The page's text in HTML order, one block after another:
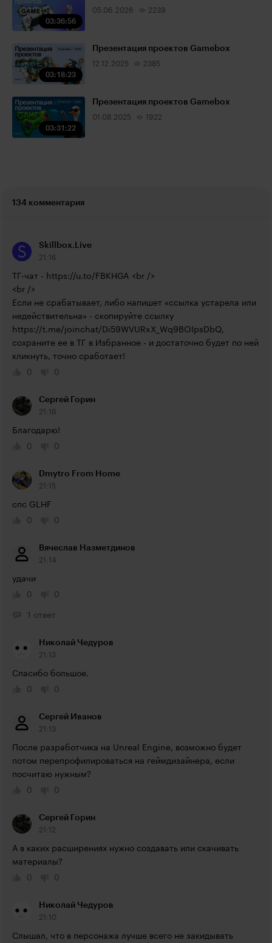
03:36:56
05.06.2026 2239
03:18:23
Презентация проектов Gamebox
12.12.2025 2385
03:31:22
Презентация проектов Gamebox
01.08.2025 1922
134 комментария
Skillbox.Live
21:16
ТГ-чат - https://u.to/FBKHGA <br />
<br />
Если не срабатывает, либо напишет «ссылка устарела или
https://t.me/joinchat/Di59WVURxX_Wq9BOIpsDbQ,
сохраните ее в ТГ в Избранное - и достаточно будет по ней
кликнуть, точно сработает!
0
0
Сергей Горин
21:16
Благодарю!
0
0
Dmytro From Home
21:15
спс GLHF
0
0
Вячеслав Назметдинов
21:14
удачи
0
0
1 ответ
Николай Чедуров
21:13
Спасибо большое.
0
0
Сергей Иванов
21:13
После разработчика на Unreal Engine, возможно будет
потом перепрофилироваться на геймдизайнера, если
посчитаю нужным?
0
0
Сергей Горин
21:12
А в каких расширениях нужно создавать или скачивать
материалы?
0
0
Николай Чедуров
21:10
Слышал, что в персонажа лучше всего не закидывать